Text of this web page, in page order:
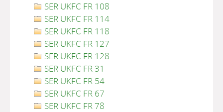
SER UKFC FR 108
SER UKFC FR 114
SER UKFC FR 118
SER UKFC FR 127
SER UKFC FR 128
SER UKFC FR 31
SER UKFC FR 54
SER UKFC FR 67
SER UKFC FR 78